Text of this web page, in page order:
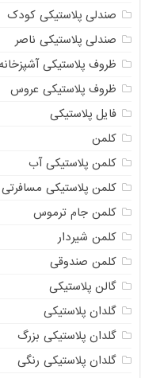
صندلی پلاستیکی کودک
صندلی پلاستیکی ناصر
ظروف پلاستیکی آشپزخانه
ظروف پلاستیکی عروس
فایل پلاستیکی
کلمن
کلمن پلاستیکی آب
کلمن پلاستیکی مسافرتی
کلمن جام ترموس
کلمن شیردار
کلمن صندوقی
گالن پلاستیکی
گلدان پلاستیکی
گلدان پلاستیکی بزرگ
گلدان پلاستیکی رنگی